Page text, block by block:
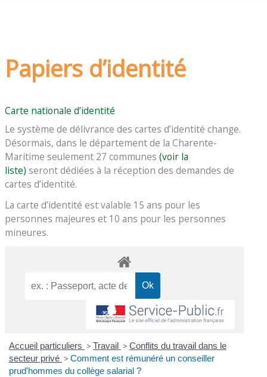
Papiers d’identité
Carte nationale d’identité
Le système de délivrance des cartes d’identité change.
Désormais, dans le département de la Charente-
Maritime seulement 27 communes(voir la
liste) seront dédiées à la réception des demandes de
cartes d’identité.
La carte d’identité est valable 15 ans pour les
personnes majeures et 10 ans pour les personnes
mineures.
Accueil particuliers > Travail > Conflits du travail dans le
secteur privé > Comment est rémunéré un conseiller
prud'hommes du collège salarial ?